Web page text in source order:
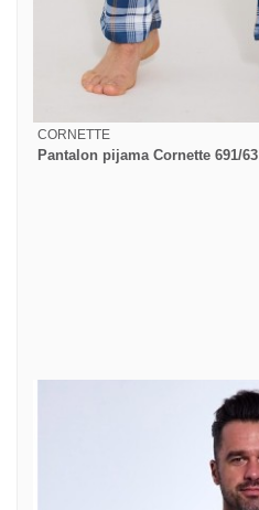
CORNETTE
Pantalon pijama Cornette 691/63